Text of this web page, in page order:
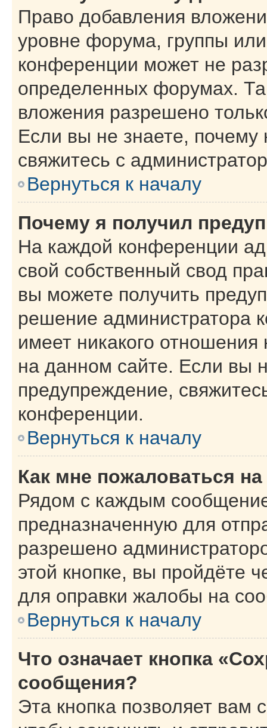
Право добавления
уровне форума, группы
конференции может не
определенных форумах.
вложения разрешено
Если вы не знаете,
свяжитесь с
Вернуться к началу
Почему я получил
На каждой конференции
свой собственный свод
вы можете получить
решение администратора
имеет никакого
на данном сайте. Если вы
предупреждение,
конференции.
Вернуться к началу
Как мне пожаловаться
Рядом с каждым
предназначенную для
разрешено
этой кнопке, вы пройдёте
для оправки жалобы на
Вернуться к началу
Что означает кнопка
сообщения?
Эта кнопка позволяет вам